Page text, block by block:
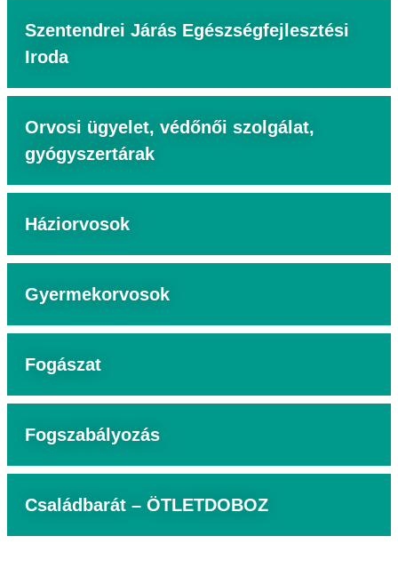
Szentendrei Járás Egészségfejlesztési
Iroda
Orvosi ügyelet, védőnői szolgálat,
gyógyszertárak
Háziorvosok
Gyermekorvosok
Fogászat
Fogszabályozás
Családbarát – ÖTLETDOBOZ